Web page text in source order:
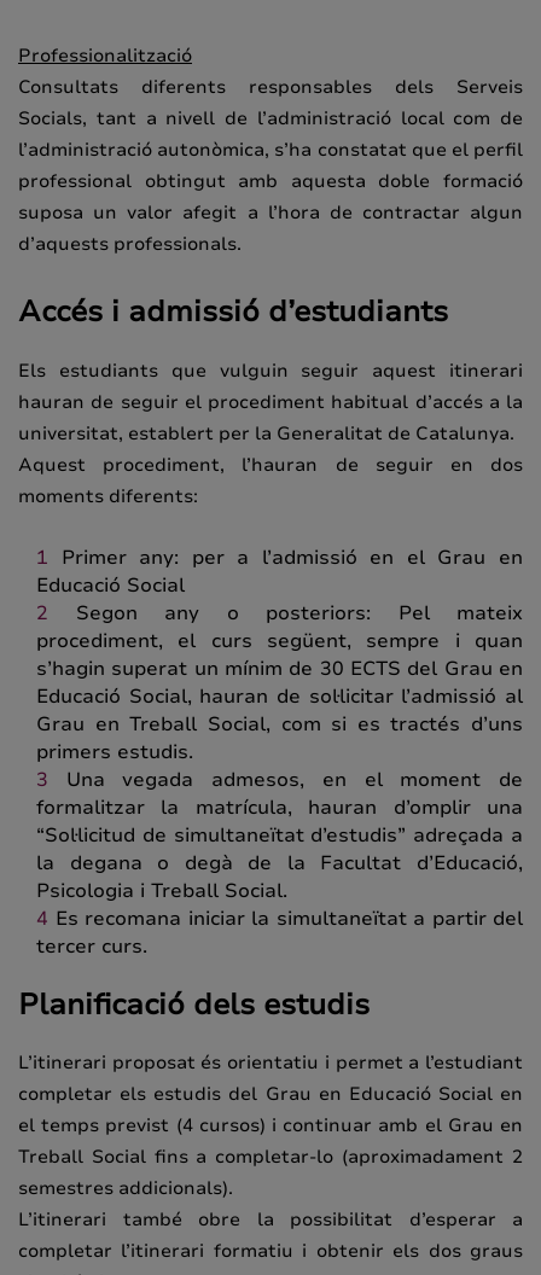
Professionalització
Consultats diferents responsables dels Serveis
Socials, tant a nivell de l’administració local com de
l’administració autonòmica, s’ha constatat que el perfil
professional obtingut amb aquesta doble formació
suposa un valor afegit a l’hora de contractar algun
d’aquests professionals.
Accés i admissió d’estudiants
Els estudiants que vulguin seguir aquest itinerari
hauran de seguir el procediment habitual d’accés a la
universitat, establert per la Generalitat de Catalunya.
Aquest procediment, l’hauran de seguir en dos
moments diferents:
Primer any: per a l’admissió en el Grau en
Educació Social
Segon any o posteriors: Pel mateix
procediment, el curs següent, sempre i quan
s’hagin superat un mínim de 30 ECTS del Grau en
Educació Social, hauran de sol·licitar l’admissió al
Grau en Treball Social, com si es tractés d’uns
primers estudis.
Una vegada admesos, en el moment de
formalitzar la matrícula, hauran d’omplir una
“Sol·licitud de simultaneïtat d’estudis” adreçada a
la degana o degà de la Facultat d’Educació,
Psicologia i Treball Social.
Es recomana iniciar la simultaneïtat a partir del
tercer curs.
Planificació dels estudis
L’itinerari proposat és orientatiu i permet a l’estudiant
completar els estudis del Grau en Educació Social en
el temps previst (4 cursos) i continuar amb el Grau en
Treball Social fins a completar-lo (aproximadament 2
semestres addicionals).
L’itinerari també obre la possibilitat d’esperar a
completar l’itinerari formatiu i obtenir els dos graus